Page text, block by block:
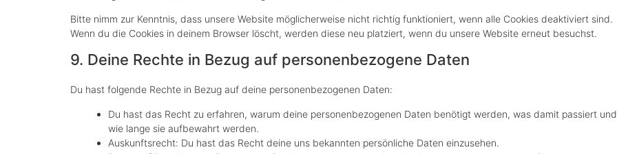
Bitte nimm zur Kenntnis, dass unsere Website möglicherweise nicht richtig funktioniert, wenn alle Cookies deaktiviert sind.
Wenn du die Cookies in deinem Browser löscht, werden diese neu platziert, wenn du unsere Website erneut besuchst.
9. Deine Rechte in Bezug auf personenbezogene Daten
Du hast folgende Rechte in Bezug auf deine personenbezogenen Daten:
Du hast das Recht zu erfahren, warum deine personenbezogenen Daten benötigt werden, was damit passiert und
wie lange sie aufbewahrt werden.
Auskunftsrecht: Du hast das Recht deine uns bekannten persönliche Daten einzusehen.